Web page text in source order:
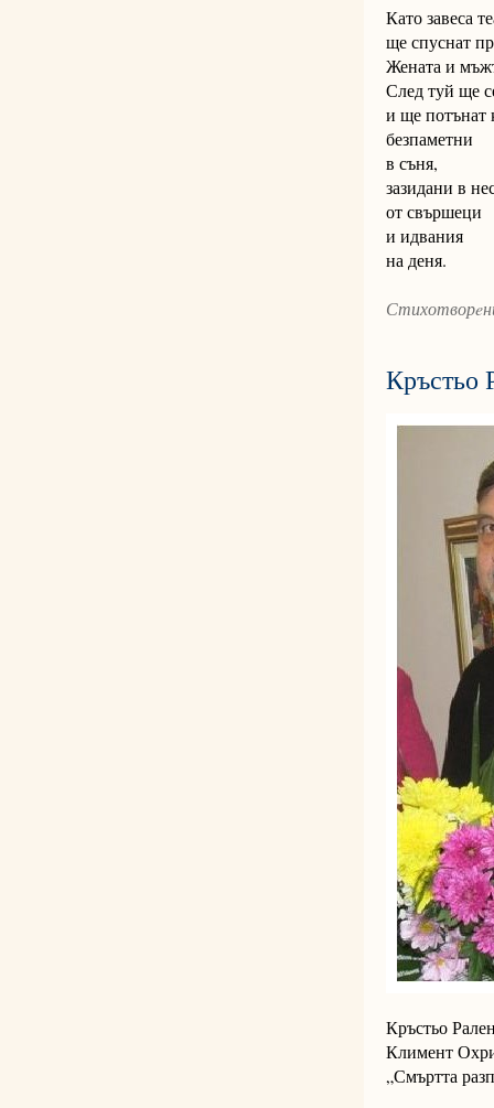
Като завеса
ще спуснат
Жената и
След туй ще
и ще потънат
безпаметни
в съня,
зазидани в
от свършеци
и идвания
на деня.
Кръстьо
Кръстьо
Климент
„Смъртта